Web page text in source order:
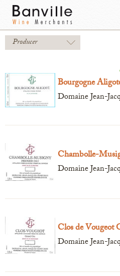
You are in the NY Wholesaler
Producers
Wines
Beer & Spirits
Sales Tools
About Us
Producer
Bourgogne
Domaine Jean-
Chambolle-
Domaine Jean-
Clos de Vougeot
Domaine Jean-